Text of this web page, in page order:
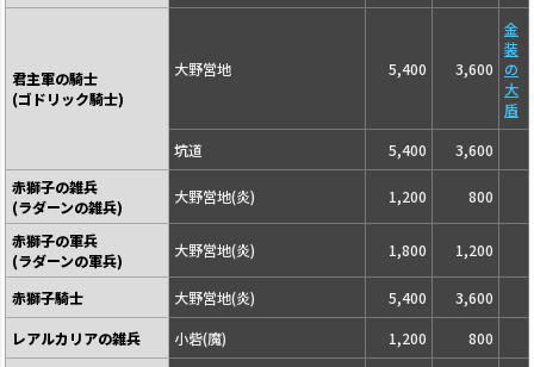
君主軍の騎士
(ゴドリック騎士)
大野営地 5,400 3,600
金
装
の
大
盾
坑道
5,400
3,600
赤獅子の雑兵
(ラダーンの雑兵)
大野営地(炎) 1,200 800
赤獅子の軍兵
(ラダーンの軍兵)
大野営地(炎) 1,800 1,200
赤獅子騎士 大野営地(炎) 5,400
3,600
レアルカリアの雑兵
小砦(魔) 1,200 800